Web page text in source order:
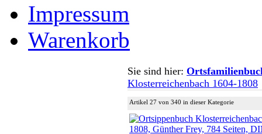
Impressum
Warenkorb
Sie sind hier:
Klosterreichenbach 1604-1808
Artikel 27 von 340 in dieser Kategorie